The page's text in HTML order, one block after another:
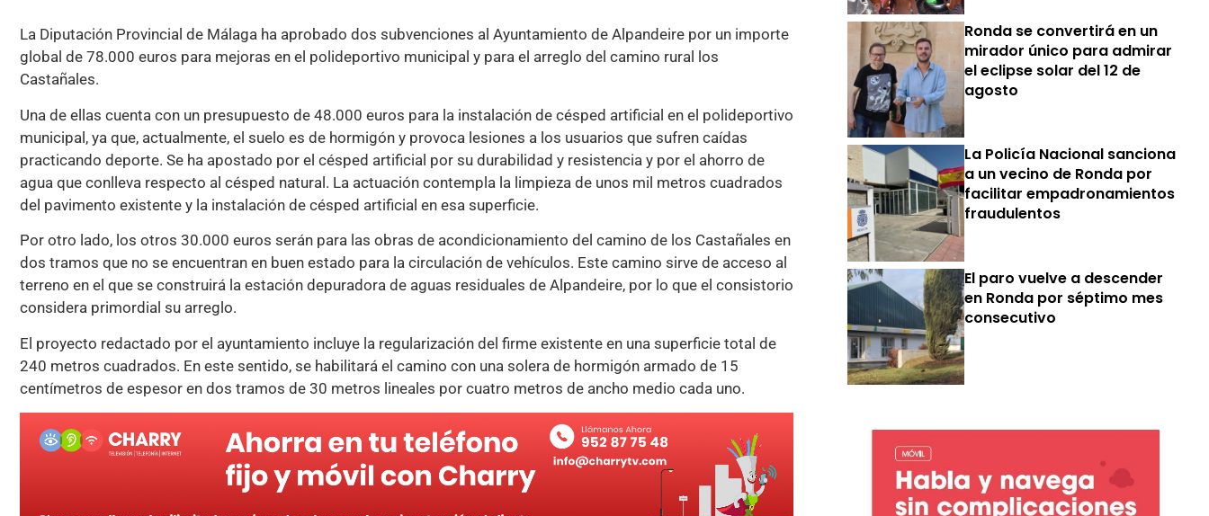
La Diputación Provincial de Málaga ha aprobado dos subvenciones al Ayuntamiento de Alpandeire por un importe
global de 78.000 euros para mejoras en el polideportivo municipal y para el arreglo del camino rural los
Castañales.
Una de ellas cuenta con un presupuesto de 48.000 euros para la instalación de césped artificial en el polideportivo
municipal, ya que, actualmente, el suelo es de hormigón y provoca lesiones a los usuarios que sufren caídas
practicando deporte. Se ha apostado por el césped artificial por su durabilidad y resistencia y por el ahorro de
agua que conlleva respecto al césped natural. La actuación contempla la limpieza de unos mil metros cuadrados
del pavimento existente y la instalación de césped artificial en esa superficie.
Por otro lado, los otros 30.000 euros serán para las obras de acondicionamiento del camino de los Castañales en
dos tramos que no se encuentran en buen estado para la circulación de vehículos. Este camino sirve de acceso al
terreno en el que se construirá la estación depuradora de aguas residuales de Alpandeire, por lo que el consistorio
considera primordial su arreglo.
El proyecto redactado por el ayuntamiento incluye la regularización del firme existente en una superficie total de
240 metros cuadrados. En este sentido, se habilitará el camino con una solera de hormigón armado de 15
centímetros de espesor en dos tramos de 30 metros lineales por cuatro metros de ancho medio cada uno.
Ronda se convertirá en un
mirador único para admirar
el eclipse solar del 12 de
agosto
La Policía Nacional sanciona
a un vecino de Ronda por
facilitar empadronamientos
fraudulentos
El paro vuelve a descender
en Ronda por séptimo mes
consecutivo